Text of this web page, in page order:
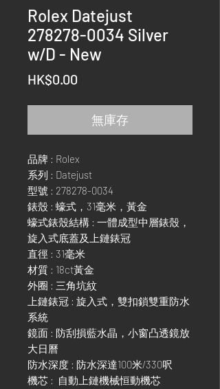
Rolex Datejust
278278-0034 Silver
w/D - New
HK$0.00
無庫存
品牌 : Rolex
系列 : Datejust
型號 : 278278-0034
錶殼 : 蠔式，31毫米，黃金
蠔式錶殼結構 : 一體成型中層錶殼，
旋入式底蓋及上鏈錶冠
直徑 : 31毫米
材質 : 18ct黃金
外圈 : 三角坑紋
上鏈錶冠 : 旋入式，雙扣鎖雙重防水
系統
鏡面 : 防刮損藍水晶，小窗凸透鏡放
大日曆
防水深度 : 防水深達100米/330呎
機芯 : 自動上鏈機械恒動機芯